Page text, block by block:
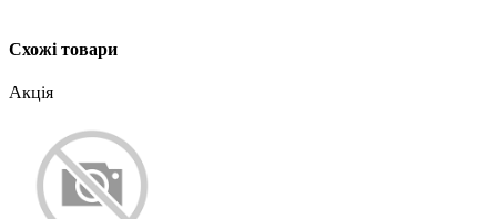
Середня
потужність (мін /
макс)
Мінімальна
чутливість
приймача
Рівень
Схожі товари
Акція